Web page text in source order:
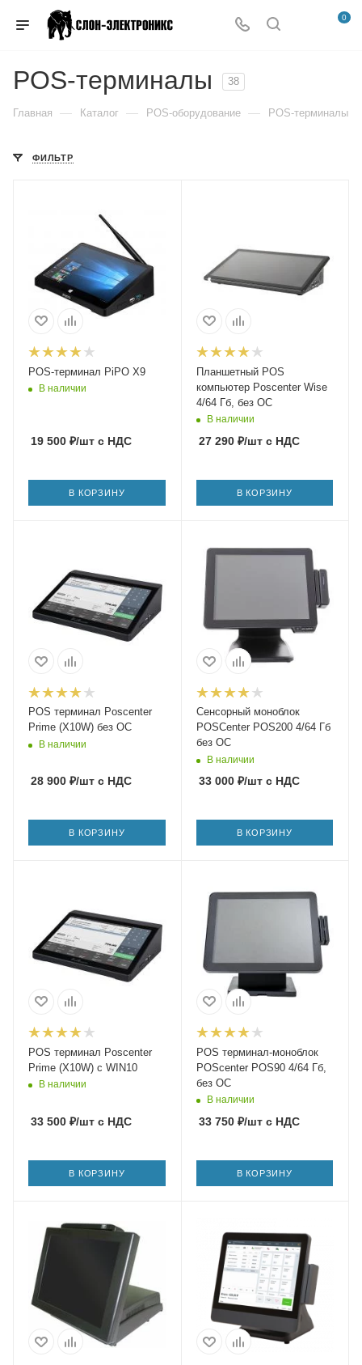
0
POS-терминалы 38
Главная — Каталог — POS-оборудование — POS-терминалы
ФИЛЬТР
POS-терминал PiPO X9
В наличии
19 500 ₽/шт с НДС
В КОРЗИНУ
Планшетный POS
компьютер Poscenter Wise
4/64 Гб, без ОС
В наличии
27 290₽/штс НДС
В КОРЗИНУ
POS терминал Poscenter
Prime (X10W) без ОС
В наличии
28 900 ₽/шт с НДС
В КОРЗИНУ
Сенсорный моноблок
POSCenter POS200 4/64 Гб
без ОС
В наличии
33 000₽/штс НДС
В КОРЗИНУ
POS терминал Poscenter
Prime (X10W) с WIN10
В наличии
33 500 ₽/шт с НДС
В КОРЗИНУ
POS терминал-моноблок
POScenter POS90 4/64 Гб,
без ОС
В наличии
33 750₽/штс НДС
В КОРЗИНУ